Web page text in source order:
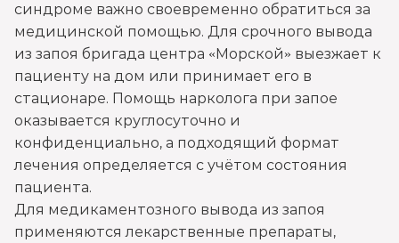
Круглосуточный вывод из запоя
от 3 500 ₽ Записаться
от 3 500 ₽ Записаться
Снятие алкогольной интоксикации
от 2 000 ₽ Записаться
синдроме важно своевременно обратиться за
медицинской помощью. Для срочного вывода
из запоя бригада центра «Морской» выезжает к
пациенту на дом или принимает его в
стационаре. Помощь нарколога при запое
оказывается круглосуточно и
конфиденциально, а подходящий формат
лечения определяется с учётом состояния
пациента.
Для медикаментозного вывода из запоя
применяются лекарственные препараты,